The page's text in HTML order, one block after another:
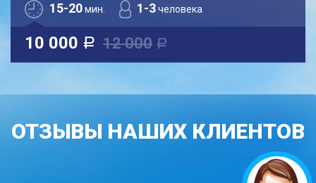
15-20мин. 1-3человека
10 000 a 12 000 a
ОТЗЫВЫ НАШИХ КЛИЕНТОВ